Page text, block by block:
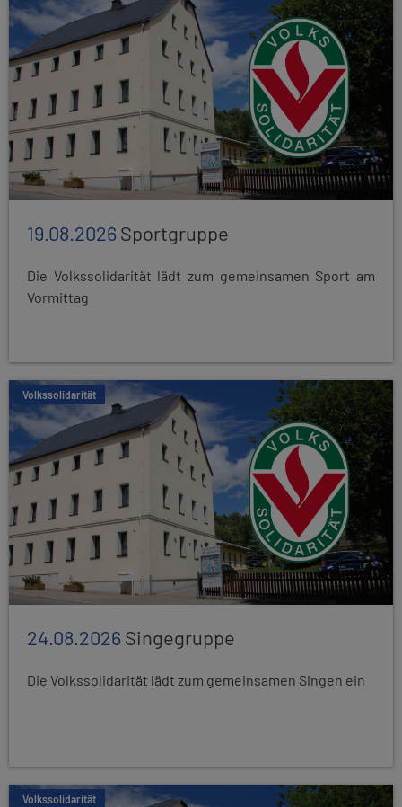
19.08.2026Sportgruppe
Die Volkssolidarität lädt zum gemeinsamen Sport am
Vormittag
Volkssolidarität
24.08.2026Singegruppe
Die Volkssolidarität lädt zum gemeinsamen Singen ein
Volkssolidarität